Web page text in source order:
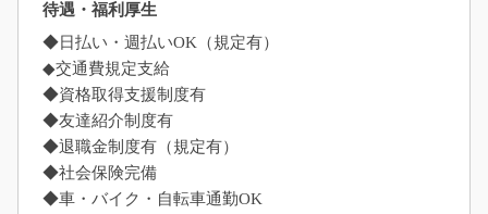
待遇・福利厚生
◆日払い・週払いOK（規定有）
◆交通費規定支給
◆資格取得支援制度有
◆友達紹介制度有
◆退職金制度有（規定有）
◆社会保険完備
◆車・バイク・自転車通勤OK